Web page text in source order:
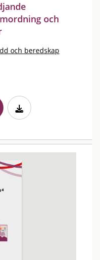
och
och beredskap